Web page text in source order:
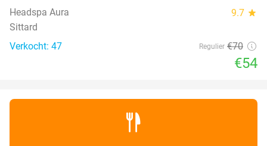
Headspa Aura 9.7 star
Sittard
Verkocht: 47
Regulier €70
€54